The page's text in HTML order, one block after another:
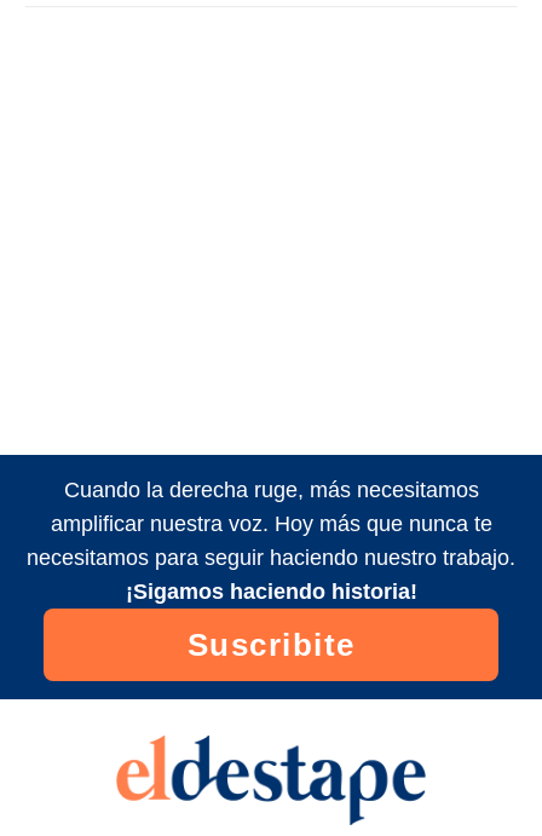
Cuando la derecha ruge, más necesitamos
amplificar nuestra voz. Hoy más que nunca te
necesitamos para seguir haciendo nuestro trabajo.
¡Sigamos haciendo historia!
Suscribite